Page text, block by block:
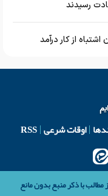
از کار درآمد
اوقات شرعی RSS
با ذکر منبع بدون مانع